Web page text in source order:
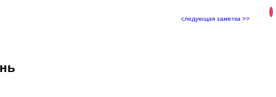
следующая заметка >>